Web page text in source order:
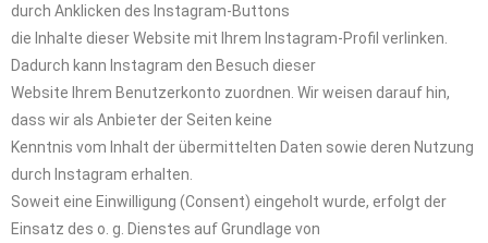
durch Anklicken des Instagram-Buttons
die Inhalte dieser Website mit Ihrem Instagram-Profil verlinken.
Dadurch kann Instagram den Besuch dieser
Website Ihrem Benutzerkonto zuordnen. Wir weisen darauf hin,
dass wir als Anbieter der Seiten keine
Kenntnis vom Inhalt der übermittelten Daten sowie deren Nutzung
durch Instagram erhalten.
Soweit eine Einwilligung (Consent) eingeholt wurde, erfolgt der
Einsatz des o. g. Dienstes auf Grundlage von